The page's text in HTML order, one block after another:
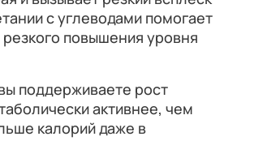
с углеводами помогает
повышения уровня
поддерживаете рост
активнее, чем
калорий даже в